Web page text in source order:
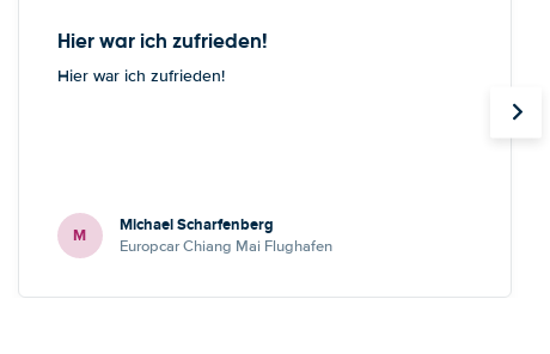
Hier war ich zufrieden!
Hier war ich zufrieden!
M Michael Scharfenberg
Europcar Chiang Mai Flughafen